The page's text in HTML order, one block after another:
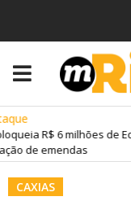
R$ 6 milhões de
de emendas
CAXIAS